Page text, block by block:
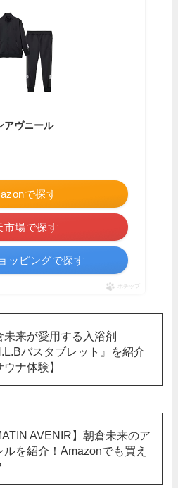
ヴニール
で探す
市場で探す
ッピングで探す
ポチップ
未来が愛用する入浴剤
バスタブレット』を紹介
ウナ体験】
AVENIR】朝倉未来のア
ルを紹介！Amazonでも買え